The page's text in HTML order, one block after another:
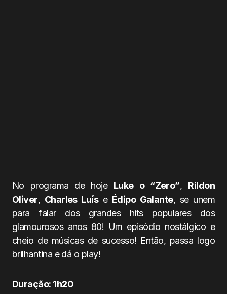
No programa de hoje Luke o “Zero”, Rildon
Oliver, Charles Luíse Édipo Galante, se unem
para falar dos grandes hits populares dos
glamourosos anos 80! Um episódio nostálgico e
cheio de músicas de sucesso! Então, passa logo
brilhantina e dá o play!
Duração: 1h20